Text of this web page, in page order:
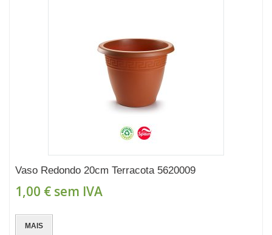
Vaso Redondo 20cm Terracota 5620009
1,00 € sem IVA
MAIS